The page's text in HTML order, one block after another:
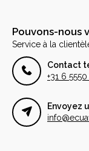
Pouvons-nous
Service à la
Contact
+31 6
Envoyez